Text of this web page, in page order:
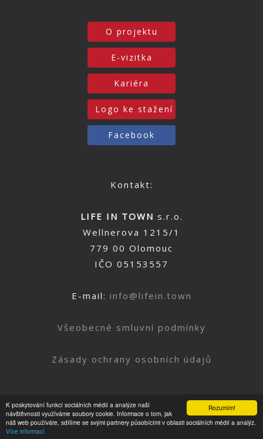
Rozumím!
K poskytování funkcí sociálních médií a analýze naší
návštěvnosti využíváme soubory cookie. Informace o tom, jak
náš web používáte, sdílíme se svými partnery působícími v oblasti sociálních médií a analýz.
Více informací
O projektu
E-vizitka
Kariéra
Logo ke stažení
Facebook
Kontakt:
LIFE IN TOWN s.r.o.
Wellnerova 1215/1
779 00 Olomouc
IČO 05153557
E-mail: info@lifein.town
Všeobecné smluvní podmínky
Zásady ochrany osobních údajů
Nahoru